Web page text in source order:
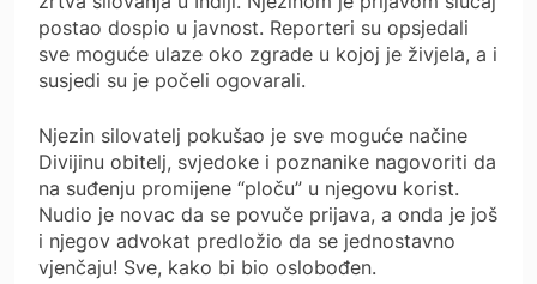
postao dospio u javnost. Reporteri su opsjedali
sve moguće ulaze oko zgrade u kojoj je živjela, a i
susjedi su je počeli ogovarali.
Njezin silovatelj pokušao je sve moguće načine
Divijinu obitelj, svjedoke i poznanike nagovoriti da
na suđenju promijene “ploču” u njegovu korist.
Nudio je novac da se povuče prijava, a onda je još
i njegov advokat predložio da se jednostavno
vjenčaju! Sve, kako bi bio oslobođen.